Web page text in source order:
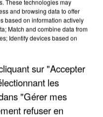
Voir plus
DES
TRAC"
These technologies may
and browsing data to offer
based on information actively
Match and combine data from
Identify devices based on
sur "Accepter
les
"Gérer mes
refuser en